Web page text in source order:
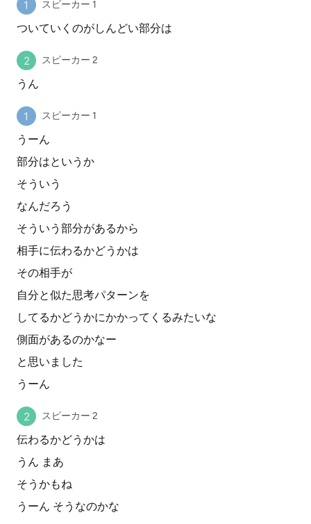
スピーカー 1
ついていくのがしんどい部分は
スピーカー 2
うん
スピーカー 1
うーん
部分はというか
そういう
なんだろう
そういう部分があるから
相手に伝わるかどうかは
その相手が
自分と似た思考パターンを
してるかどうかにかかってくるみたいな
側面があるのかなー
と思いました
うーん
スピーカー 2
伝わるかどうかは
うん まあ
そうかもね
うーん そうなのかな